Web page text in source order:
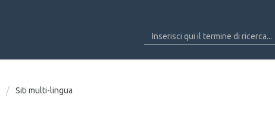
Siti multi-lingua